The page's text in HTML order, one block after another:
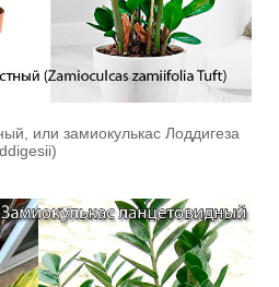
или замиокулькас Лоддигеза